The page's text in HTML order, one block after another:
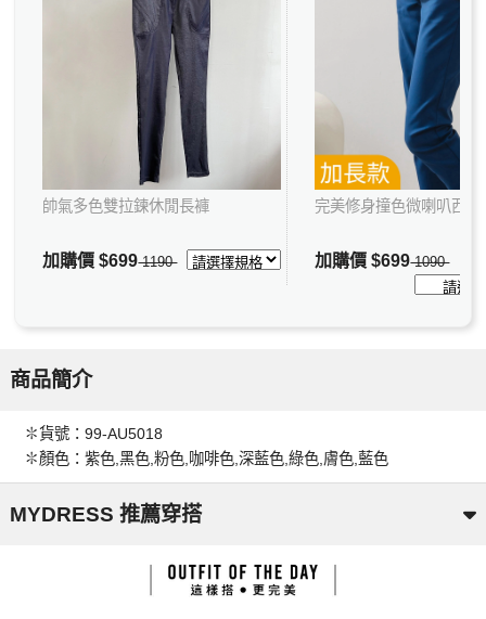
帥氣多色雙拉鍊休閒長褲
加購價$6991190
完美修身撞色微喇叭西裝
加購價$6991090
商品簡介
✽貨號：99-AU5018
✽顏色：紫色,黑色,粉色,咖啡色,深藍色,綠色,膚色,藍色
MYDRESS 推薦穿搭